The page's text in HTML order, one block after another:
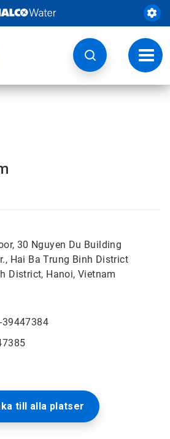
Ändra
30 Nguyen Du Building
Hai Ba Trung Binh District
District, Hanoi, Vietnam
39447384
till alla platser